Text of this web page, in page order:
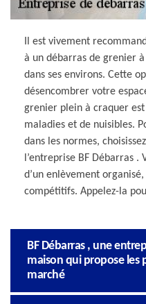
Il est vivement
à un débarras de grenier
dans ses environs. Cette
désencombrer votre
grenier plein à craquer
maladies et de nuisibles.
dans les normes,
l’entreprise BF Débarras .
d’un enlèvement
compétitifs. Appelez-la
BF Débarras , une
maison qui propose les
marché